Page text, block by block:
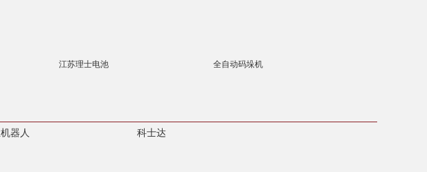
江苏理士电池 全自动码垛机
器人 科士达